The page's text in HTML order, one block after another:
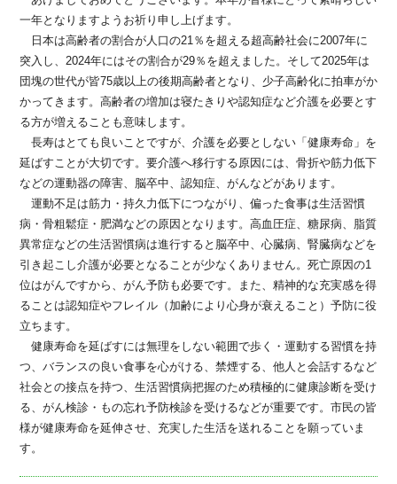
一年となりますようお祈り申し上げます。
日本は高齢者の割合が人口の21％を超える超高齢社会に2007年に
突入し、2024年にはその割合が29％を超えました。そして2025年は
団塊の世代が皆75歳以上の後期高齢者となり、少子高齢化に拍車がか
かってきます。高齢者の増加は寝たきりや認知症など介護を必要とす
る方が増えることも意味します。
長寿はとても良いことですが、介護を必要としない「健康寿命」を
延ばすことが大切です。要介護へ移行する原因には、骨折や筋力低下
などの運動器の障害、脳卒中、認知症、がんなどがあります。
運動不足は筋力・持久力低下につながり、偏った食事は生活習慣
病・骨粗鬆症・肥満などの原因となります。高血圧症、糖尿病、脂質
異常症などの生活習慣病は進行すると脳卒中、心臓病、腎臓病などを
引き起こし介護が必要となることが少なくありません。死亡原因の1
位はがんですから、がん予防も必要です。また、精神的な充実感を得
ることは認知症やフレイル（加齢により心身が衰えること）予防に役
立ちます。
健康寿命を延ばすには無理をしない範囲で歩く・運動する習慣を持
つ、バランスの良い食事を心がける、禁煙する、他人と会話するなど
社会との接点を持つ、生活習慣病把握のため積極的に健康診断を受け
る、がん検診・もの忘れ予防検診を受けるなどが重要です。市民の皆
様が健康寿命を延伸させ、充実した生活を送れることを願っていま
す。